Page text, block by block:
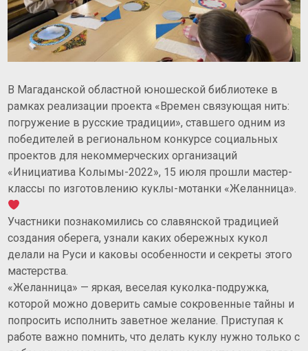
В Магаданской областной юношеской библиотеке в
рамках реализации проекта «Времен связующая нить:
погружение в русские традиции», ставшего одним из
победителей в региональном конкурсе социальных
проектов для некоммерческих организаций
«Инициатива Колымы-2022», 15 июля прошли мастер-
классы по изготовлению куклы-мотанки «Желанница».
Участники познакомились со славянской традицией
создания оберега, узнали каких обережных кукол
делали на Руси и каковы особенности и секреты этого
мастерства.
«Желанница» — яркая, веселая куколка-подружка,
которой можно доверить самые сокровенные тайны и
попросить исполнить заветное желание. Приступая к
работе важно помнить, что делать куклу нужно только с